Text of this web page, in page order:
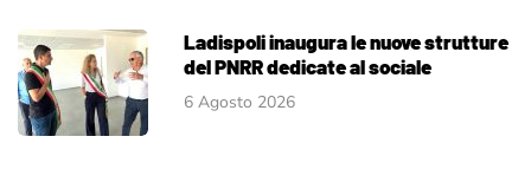
Ladispoli inaugura le nuove strutture
del PNRR dedicate al sociale
6 Agosto 2026